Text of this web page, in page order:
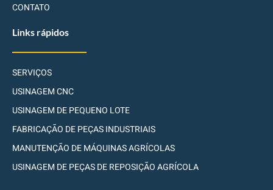
CONTATO
Links rápidos
SERVIÇOS
USINAGEM CNC
USINAGEM DE PEQUENO LOTE
FABRICAÇÃO DE PEÇAS INDUSTRIAIS
MANUTENÇÃO DE MÁQUINAS AGRÍCOLAS
USINAGEM DE PEÇAS DE REPOSIÇÃO AGRÍCOLA